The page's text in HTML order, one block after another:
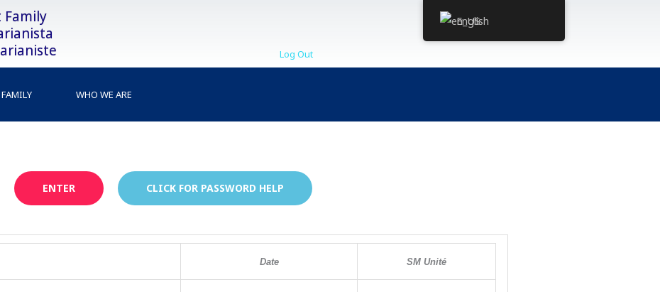
Log Out
WHO WE ARE
ENTER CLICK FOR PASSWORD HELP
Date SM Unité
English